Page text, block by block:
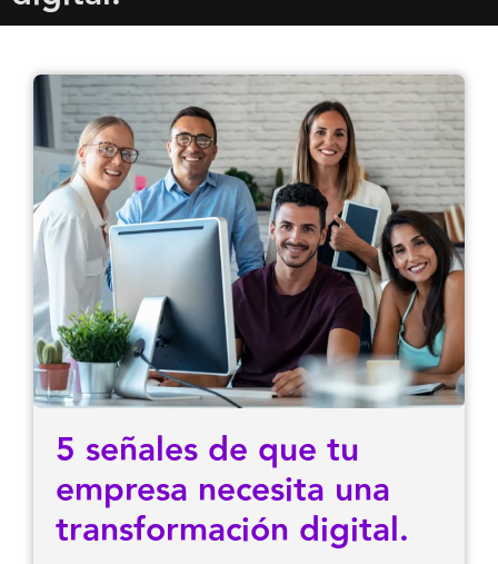
5 señales de que tu
empresa necesita una
transformación digital.